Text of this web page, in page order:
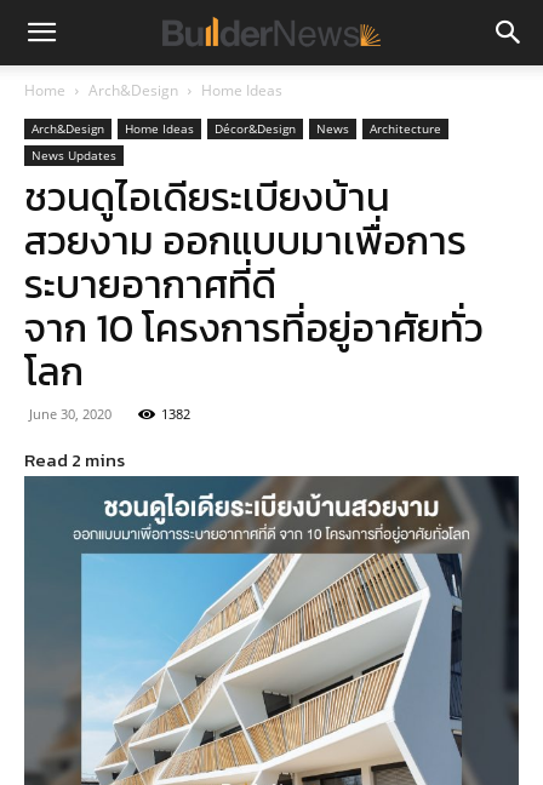
Home Arch&Design Home Ideas
Arch&Design Home Ideas Décor&Design News
Architecture
News Updates
ชวนดูไอเดียระเบียงบ้าน
สวยงาม ออกแบบมาเพื่อการ
ระบายอากาศที่ดี
จาก 10 โครงการที่อยู่อาศัยทั่ว
โลก
June 30, 2020 1382